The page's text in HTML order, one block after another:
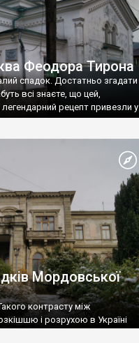
Феодора Тирона
спадок. Достатньо згадати
всі знаєте, що цей,
легендарний рецепт привезли у
Мордовської
контрасту між
і розрухою в Україні